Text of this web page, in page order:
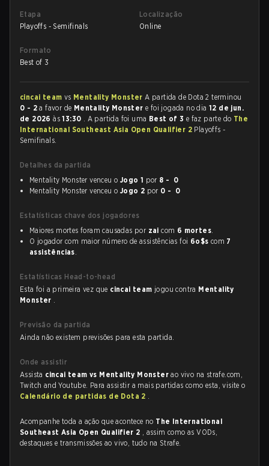
Etapa
Playoffs - Semifinals
Localização
Online
Formato
Best of 3
cincai team vs Mentality MonsterA partida de Dota 2 terminou
0 - 2 a favor de Mentality Monstere foi jogada no dia12 de jun.
de 2026às13:30 . A partida foi uma Best of 3 e faz parte do The
International Southeast Asia Open Qualifier 2 Playoffs -
Semifinals.
Detalhes da partida
Mentality Monster venceu o Jogo 1 por 8 - 0
Mentality Monster venceu o Jogo 2 por 0 - 0
Estatísticas chave dos jogadores
Maiores mortes foram causadas por zai com 6 mortes.
O jogador com maior número de assistências foi 6o$s com 7
assistências.
Estatísticas Head-to-head
Esta foi a primeira vez que cincai team jogou contra Mentality
Monster .
Previsão da partida
Ainda não existem previsões para esta partida.
Onde assistir
Assista cincai team vs Mentality Monsterao vivo na strafe.com,
Twitch and Youtube. Para assistir a mais partidas como esta, visite o
Calendário de partidas de Dota 2 .
Acompanhe toda a ação que acontece no The International
Southeast Asia Open Qualifier 2 , assim como as VODs,
destaques e transmissões ao vivo, tudo na Strafe.